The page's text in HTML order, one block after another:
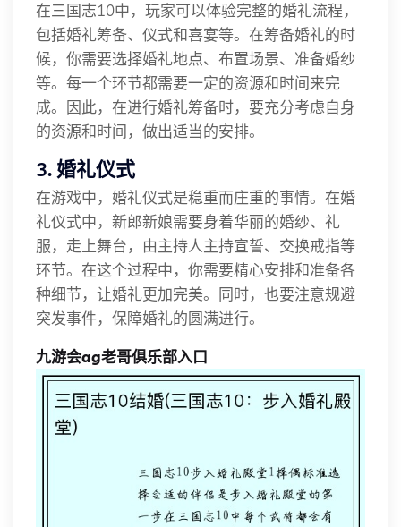
在三国志10中，玩家可以体验完整的婚礼流程，
包括婚礼筹备、仪式和喜宴等。在筹备婚礼的时
候，你需要选择婚礼地点、布置场景、准备婚纱
等。每一个环节都需要一定的资源和时间来完
成。因此，在进行婚礼筹备时，要充分考虑自身
的资源和时间，做出适当的安排。
3. 婚礼仪式
在游戏中，婚礼仪式是稳重而庄重的事情。在婚
礼仪式中，新郎新娘需要身着华丽的婚纱、礼
服，走上舞台，由主持人主持宣誓、交换戒指等
环节。在这个过程中，你需要精心安排和准备各
种细节，让婚礼更加完美。同时，也要注意规避
突发事件，保障婚礼的圆满进行。
九游会ag老哥俱乐部入口